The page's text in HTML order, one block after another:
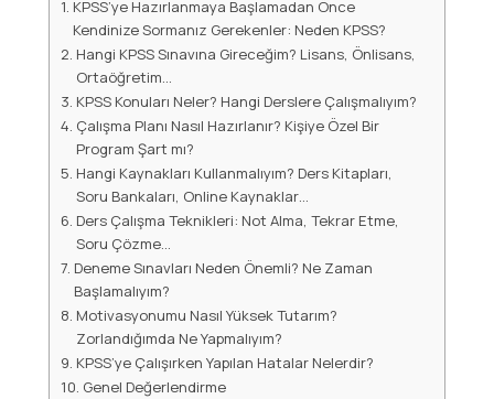
KPSS’ye Hazırlanmaya Başlamadan Önce
Kendinize Sormanız Gerekenler: Neden KPSS?
Hangi KPSS Sınavına Gireceğim? Lisans, Önlisans,
Ortaöğretim…
KPSS Konuları Neler? Hangi Derslere Çalışmalıyım?
Çalışma Planı Nasıl Hazırlanır? Kişiye Özel Bir
Program Şart mı?
Hangi Kaynakları Kullanmalıyım? Ders Kitapları,
Soru Bankaları, Online Kaynaklar…
Ders Çalışma Teknikleri: Not Alma, Tekrar Etme,
Soru Çözme…
Deneme Sınavları Neden Önemli? Ne Zaman
Başlamalıyım?
Motivasyonumu Nasıl Yüksek Tutarım?
Zorlandığımda Ne Yapmalıyım?
KPSS’ye Çalışırken Yapılan Hatalar Nelerdir?
Genel Değerlendirme